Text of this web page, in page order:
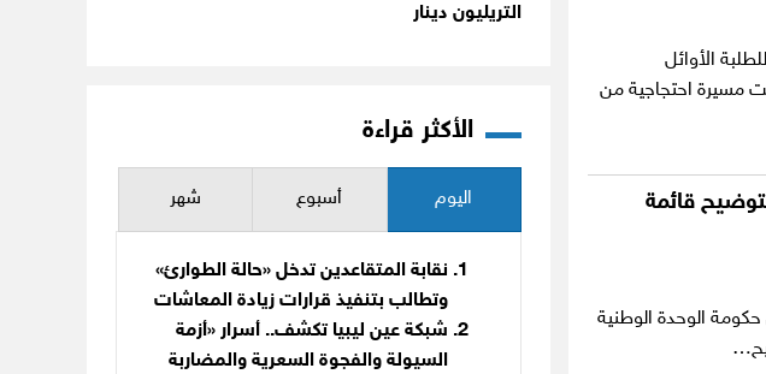
الأوائل
مسيرة احتجاجية من
قائمة
الوحدة الوطنية
التريليون دينار
الأكثر قراءة
اليوم أسبوع شهر
نقابة المتقاعدين تدخل «حالة الطوارئ»
وتطالب بتنفيذ قرارات زيادة المعاشات
شبكة عين ليبيا تكشف.. أسرار «أزمة
السيولة والفجوة السعرية والمضاربة